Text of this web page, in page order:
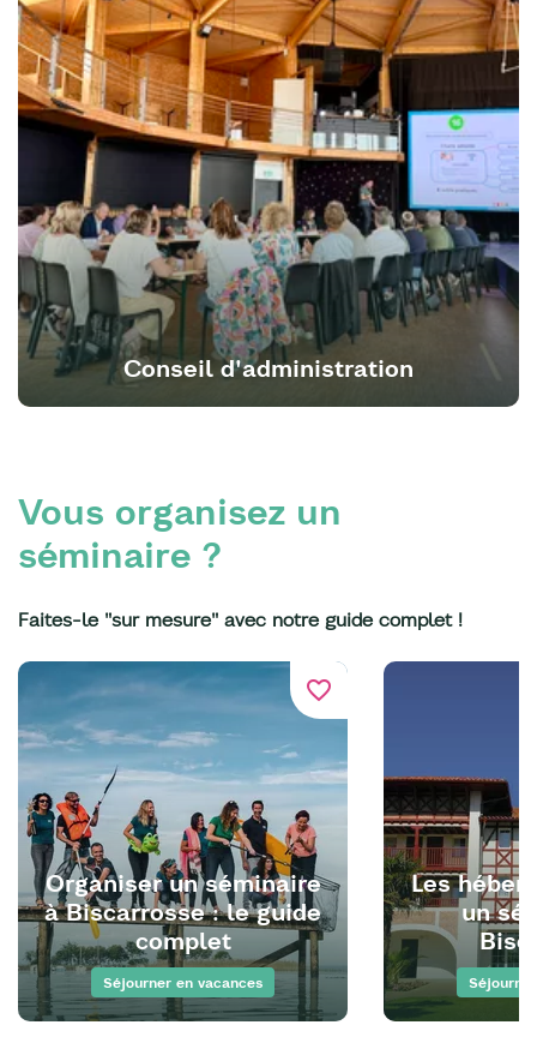
Conseil d'administration
Vous organisez un
séminaire ?
Faites-le "sur mesure" avec notre guide complet !
favorite_border
Organiser un séminaire
à Biscarrosse : le guide
complet
Séjourner en vacances
Les
un